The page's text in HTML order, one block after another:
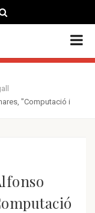
ENGLISH
"Computació i